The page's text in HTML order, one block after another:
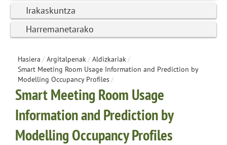
Irakaskuntza
Harremanetarako
Hasiera / Argitalpenak/ Aldizkariak/
Smart Meeting Room Usage Information and Prediction by
Modelling Occupancy Profiles/
Smart Meeting Room Usage
Information and Prediction by
Modelling Occupancy Profiles